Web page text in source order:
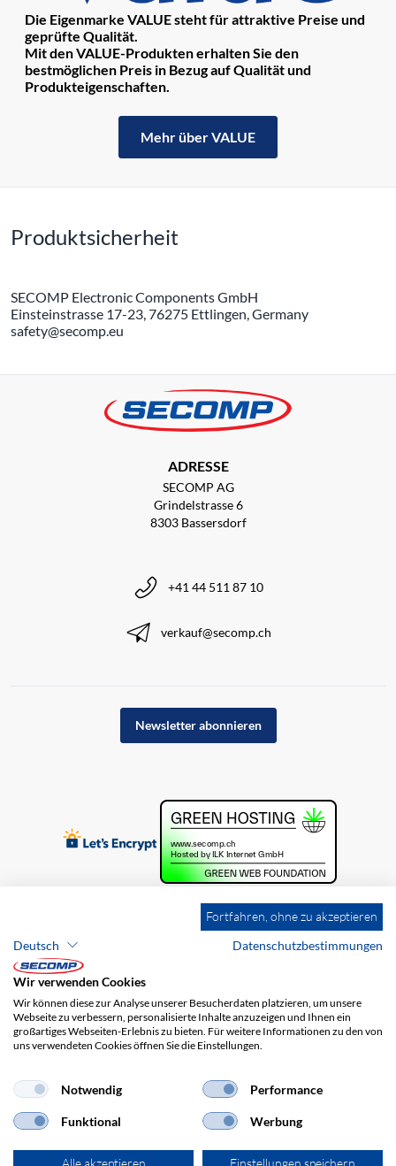
Die Eigenmarke VALUE steht für attraktive Preise und
geprüfte Qualität.
Mit den VALUE-Produkten erhalten Sie den
bestmöglichen Preis in Bezug auf Qualität und
Produkteigenschaften.
Mehr über VALUE
Produktsicherheit
SECOMP Electronic Components GmbH
Einsteinstrasse 17-23, 76275 Ettlingen, Germany
safety@secomp.eu
ADRESSE
SECOMP AG
Grindelstrasse 6
8303 Bassersdorf
+41 44 511 87 10
verkauf@secomp.ch
Newsletter abonnieren
Brands Impressum
AGB
Haftungsausschluss
Versandkosten
Fortfahren, ohne zu akzeptieren
Deutsch
Datenschutzbestimmungen
Wir verwenden Cookies
Wir können diese zur Analyse unserer Besucherdaten platzieren, um unsere
Webseite zu verbessern, personalisierte Inhalte anzuzeigen und Ihnen ein
großartiges Webseiten-Erlebnis zu bieten. Für weitere Informationen zu den von
uns verwendeten Cookies öffnen Sie die Einstellungen.
Notwendig Performance
Funktional Werbung
Alle akzeptieren Einstellungen speichern